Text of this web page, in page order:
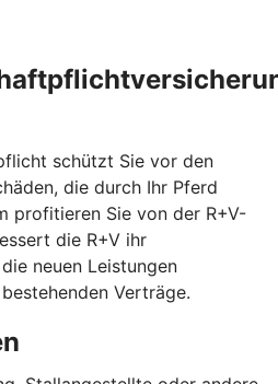
schützt Sie vor den
die durch Ihr Pferd
profitieren Sie von der R+V-
die R+V ihr
neuen Leistungen
Verträge.